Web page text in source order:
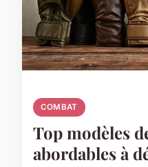
COMBAT
Top modèles
abordables à